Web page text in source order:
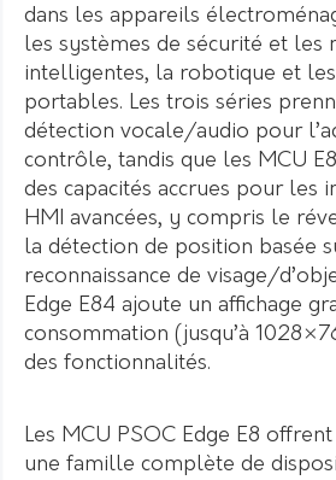
dans les appareils
les systèmes de sécurité et les
intelligentes, la robotique et
portables. Les trois séries
détection vocale/audio pour
contrôle, tandis que les MCU
des capacités accrues pour les
HMI avancées, y compris le
la détection de position basée
reconnaissance de visage/
Edge E84 ajoute un affichage
consommation (jusqu’à
des fonctionnalités.
Les MCU PSOC Edge E8
une famille complète de